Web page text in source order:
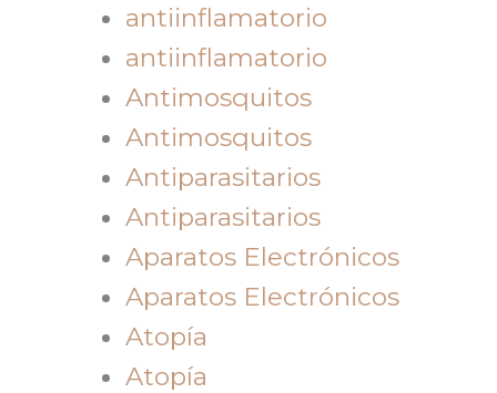
antiinflamatorio
antiinflamatorio
Antimosquitos
Antimosquitos
Antiparasitarios
Antiparasitarios
Aparatos Electrónicos
Aparatos Electrónicos
Atopía
Atopía